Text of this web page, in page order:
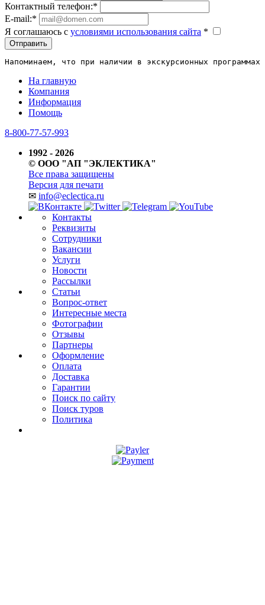
Контактный телефон:*
E-mail:*
Я соглашаюсь c условиями использования сайта *
Отправить
Напоминаем, что при наличии в экскурсионных
На главную
Компания
Информация
Помощь
8-800-77-57-993
1992 - 2026
© ООО "АП "ЭКЛЕКТИКА"
Все права защищены
Версия для печати
✉ info@eclectica.ru
Контакты
Реквизиты
Сотрудники
Вакансии
Услуги
Новости
Рассылки
Статьи
Вопрос-ответ
Интересные места
Фотографии
Отзывы
Партнеры
Оформление
Оплата
Доставка
Гарантии
Поиск по сайту
Поиск туров
Политика